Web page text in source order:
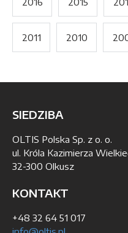
2011 2010
SIEDZIBA
OLTIS Polska Sp. z o. o.
ul. Króla Kazimierza
32-300 Olkusz
KONTAKT
+48 32 64 51 017